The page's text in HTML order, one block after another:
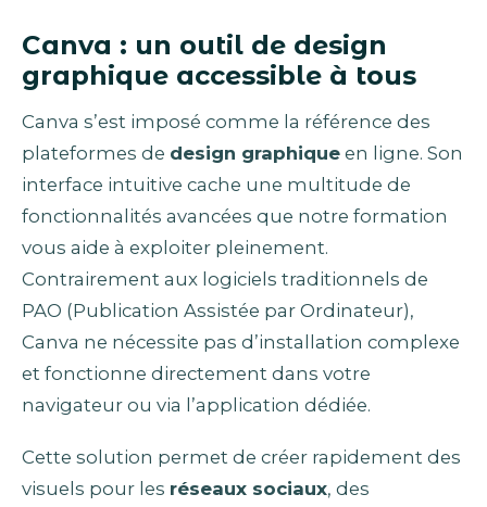
Canva : un outil de design
graphique accessible à tous
Canva s’est imposé comme la référence des
plateformes de design graphique en ligne. Son
interface intuitive cache une multitude de
fonctionnalités avancées que notre formation
vous aide à exploiter pleinement.
Contrairement aux logiciels traditionnels de
PAO (Publication Assistée par Ordinateur),
Canva ne nécessite pas d’installation complexe
et fonctionne directement dans votre
navigateur ou via l’application dédiée.
Cette solution permet de créer rapidement des
visuels pour les réseaux sociaux, des